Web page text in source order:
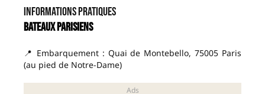
Informations pratiques
Bateaux Parisiens
📍 Embarquement : Quai de Montebello, 75005 Paris
(au pied de Notre-Dame)